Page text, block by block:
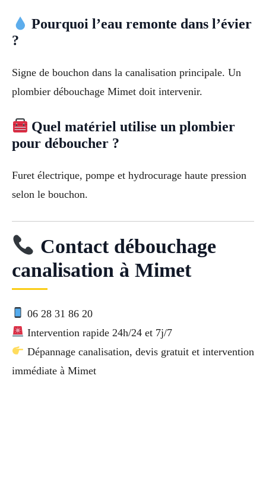
Pourquoi l’eau remonte dans l’évier
?
Signe de bouchon dans la canalisation principale. Un
plombier débouchage Mimet doit intervenir.
Quel matériel utilise un plombier
pour déboucher ?
Furet électrique, pompe et hydrocurage haute pression
selon le bouchon.
Contact débouchage
canalisation à Mimet
06 28 31 86 20
Intervention rapide 24h/24 et 7j/7
Dépannage canalisation, devis gratuit et intervention
immédiate à Mimet